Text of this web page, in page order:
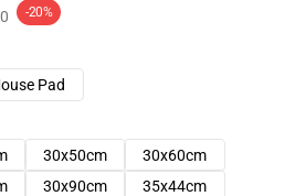
-20%
Pad
30x50cm
30x60cm
30x90cm
35x44cm